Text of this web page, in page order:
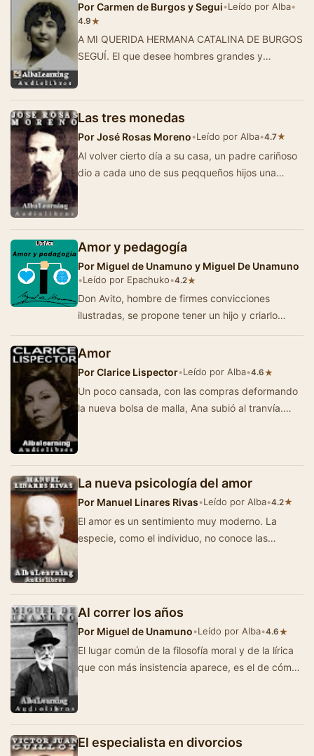
PorCarmen de Burgos y Segui•Leído por Alba•
4.9★
A MI QUERIDA HERMANA CATALINA DE BURGOS
SEGUÍ. El que desee hombres grandes y
Las tres monedas
PorJosé Rosas Moreno•Leído por Alba•4.7★
Al volver cierto día a su casa, un padre cariñoso
dio a cada uno de sus peqqueños hijos una
Amor y pedagogía
Por Miguel de Unamuno y Miguel De Unamuno
•Leído por Epachuko•4.2★
Don Avito, hombre de firmes convicciones
ilustradas, se propone tener un hijo y criarlo
lleg…
Amor
PorClarice Lispector•Leído por Alba•4.6★
Un poco cansada, con las compras deformando
la nueva bolsa de malla, Ana subió al tranvía.
La nueva psicología del amor
Por Manuel Linares Rivas•Leído por Alba•4.2★
El amor es un sentimiento muy moderno. La
especie, como el individuo, no conoce las
Al correr los años
Por Miguel de Unamuno•Leído por Alba•4.6★
El lugar común de la filosofía moral y de la lírica
que con más insistencia aparece, es el de cómo
El especialista en divorcios